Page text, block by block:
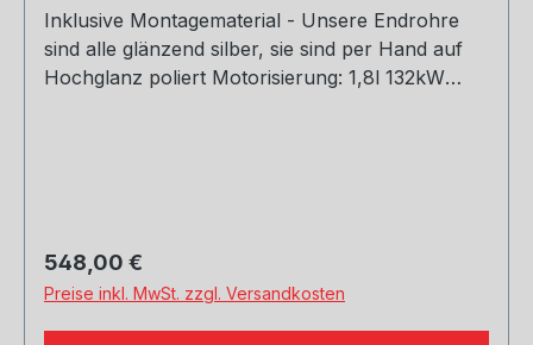
Inklusive Montagematerial - Unsere Endrohre
sind alle glänzend silber, sie sind per Hand auf
Hochglanz poliert Motorisierung: 1,8l 132kW
Regulärer Preis:
548,00 €
Preise inkl. MwSt. zzgl. Versandkosten